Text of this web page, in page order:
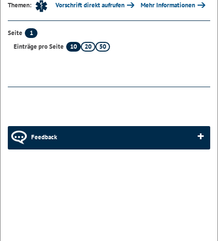
Themen:
Vorschrift direkt aufrufen Mehr Informationen
Seite
1
Einträge pro Seite
10 20 50
Feedback